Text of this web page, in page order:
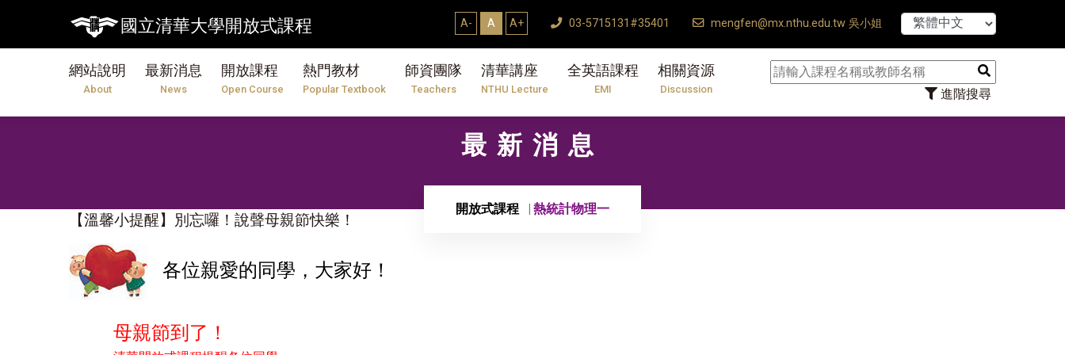
國立清華大學開放式課程 A- A A+ 03-5715131#35401 mengfen@mx.nthu.edu.tw 吳小姐
網站說明
About
最新消息
News
開放課程
Open Course
熱門教材
Popular Textbook
師資團隊
Teachers
清華講座
NTHU Lecture
全英語課程
EMI
相關資源
Discussion 進階搜尋
【7/31】
最新消息
開放式課程 熱統計物理一
【溫馨小提醒】別忘囉！說聲母親節快樂！
各位親愛的同學，大家好！
母親節到了！